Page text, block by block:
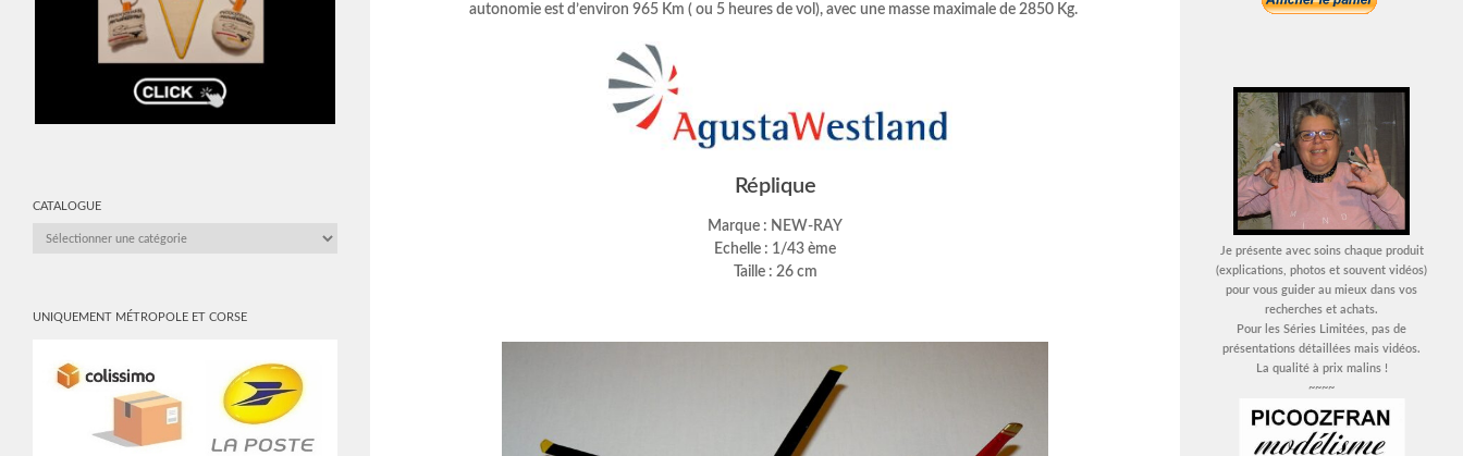
autonomie est d’environ 965 Km ( ou 5 heures de vol), avec une masse maximale de 2850 Kg.
Réplique
Marque : NEW-RAY
Echelle : 1/43 ème
Taille : 26 cm
CATALOGUE
CATALOGUE
UNIQUEMENT MÉTROPOLE ET CORSE
Je présente avec soins chaque produit
(explications, photos et souvent vidéos)
pour vous guider au mieux dans vos
recherches et achats.
Pour les Séries Limitées, pas de
présentations détaillées mais vidéos.
La qualité à prix malins !
~~~~